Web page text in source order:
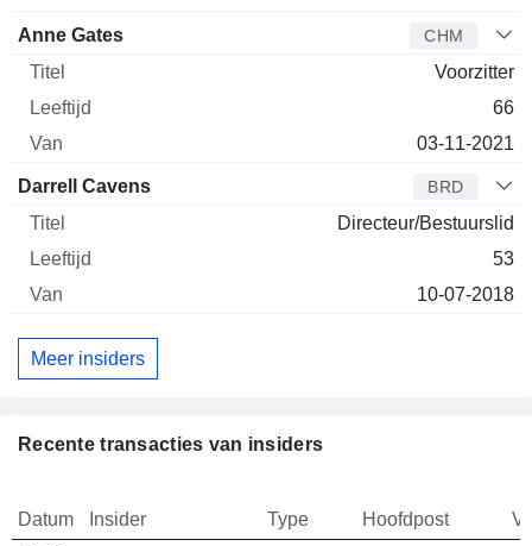
Anne Gates CHM
Voorzitter
66
03-11-2021
Darrell Cavens BRD
Directeur/Bestuurslid
53
10-07-2018
Meer insiders
Recente transacties van insiders
Datum Insider Type Hoofdpost